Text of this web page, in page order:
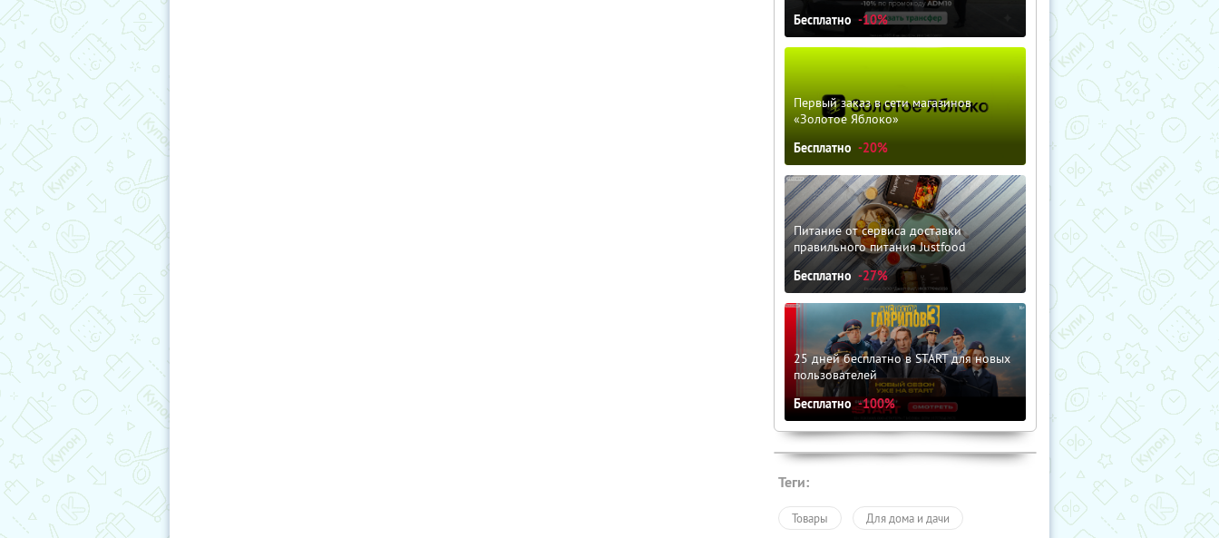
Бесплатно -10%
Первый заказ в сети магазинов
«Золотое Яблоко»
Бесплатно -20%
Питание от сервиса доставки
правильного питания Justfood
Бесплатно -27%
25 дней бесплатно в START для новых
пользователей
Бесплатно -100%
Теги:
Товары Для дома и дачи